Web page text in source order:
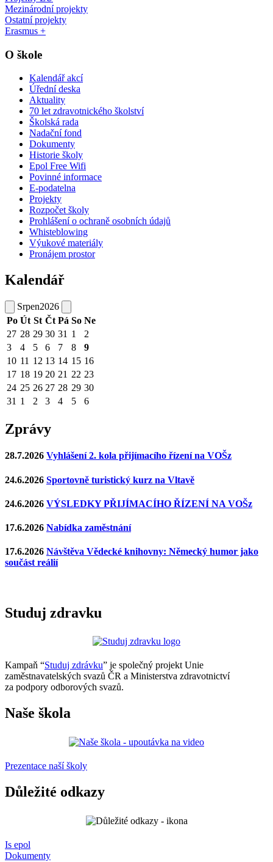
Mezinárodní projekty
Ostatní projekty
Erasmus +
O škole
Kalendář akcí
Úřední deska
Aktuality
70 let zdravotnického školství
Školská rada
Nadační fond
Dokumenty
Historie školy
Epol Free Wifi
Povinné informace
E-podatelna
Projekty
Rozpočet školy
Prohlášení o ochraně osobních údajů
Whisteblowing
Výukové materiály
Pronájem prostor
Kalendář
Srpen2026
Po Út St Čt Pá So Ne
27 28 29 30 31 1
2
3
4 5 6 7 8
9
10 11 12 13 14 15 16
17 18 19 20 21 22 23
24 25 26 27 28 29 30
31 1 2 3 4 5 6
Zprávy
28.7.2026 Vyhlášení 2. kola přijímacího řízení na VOŠz
24.6.2026 Sportovně turistický kurz na Vltavě
24.6.2026 VÝSLEDKY PŘIJÍMACÍHO ŘÍZENÍ NA VOŠz
17.6.2026 Nabídka zaměstnání
17.6.2026 Návštěva Vědecké knihovny: Německý humor jako
součást reálií
Studuj zdravku
Kampaň “Studuj zdrávku” je společný projekt Unie
zaměstnavatelských svazů ČR a Ministerstva zdravotnictví
za podpory odborových svazů.
Naše škola
Prezentace naší školy
Důležité odkazy
Is epol
Dokumenty